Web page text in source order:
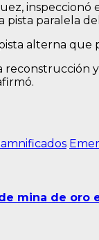
pista paralela
alterna
mina de oro